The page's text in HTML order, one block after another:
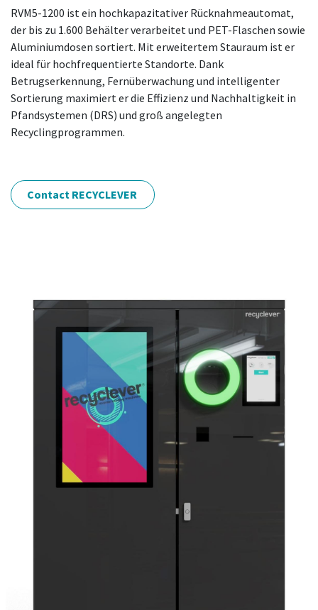
RVM5-1200 ist ein hochkapazitativer Rücknahmeautomat,
der bis zu 1.600 Behälter verarbeitet und PET-Flaschen sowie
Aluminiumdosen sortiert. Mit erweitertem Stauraum ist er
ideal für hochfrequentierte Standorte. Dank
Betrugserkennung, Fernüberwachung und intelligenter
Sortierung maximiert er die Effizienz und Nachhaltigkeit in
Pfandsystemen (DRS) und groß angelegten
Recyclingprogrammen.
Contact RECYCLEVER